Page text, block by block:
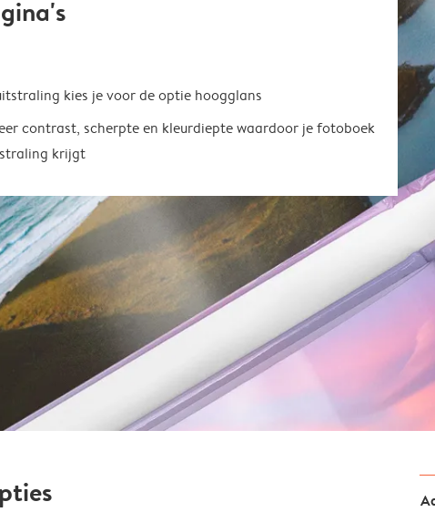
kies je voor de optie hoogglans
contrast, scherpte en kleurdiepte waardoor je fotoboek
krijgt